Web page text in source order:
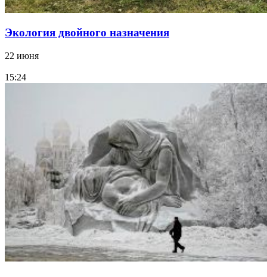
Экология двойного назначения
22 июня
15:24